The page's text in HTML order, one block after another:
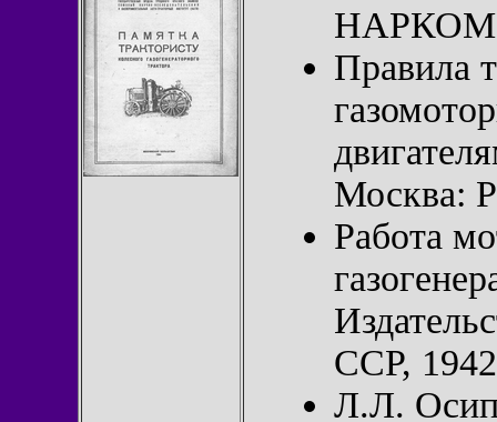
Правила
Москва:
Работа
ССР,
Л.Л.